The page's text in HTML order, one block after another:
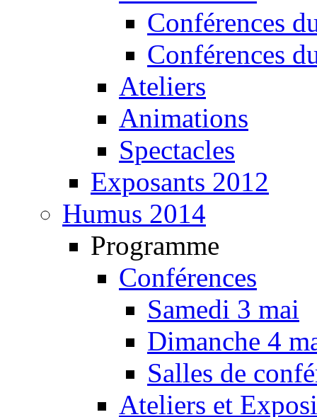
Conférences
Conférences
Ateliers
Animations
Spectacles
Exposants 2012
Humus 2014
Programme
Conférences
Samedi 3 mai
Dimanche 4
Salles de
Ateliers et